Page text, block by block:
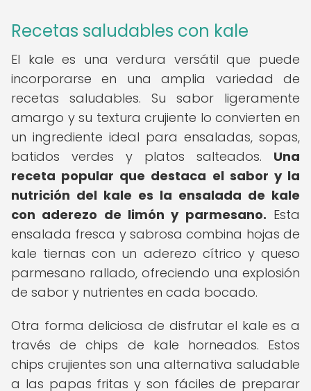
Recetas saludables con kale
El kale es una verdura versátil que puede
incorporarse en una amplia variedad de
recetas saludables. Su sabor ligeramente
amargo y su textura crujiente lo convierten en
un ingrediente ideal para ensaladas, sopas,
batidos verdes y platos salteados. Una
receta popular que destaca el sabor y la
nutrición del kale es la ensalada de kale
con aderezo de limón y parmesano. Esta
ensalada fresca y sabrosa combina hojas de
kale tiernas con un aderezo cítrico y queso
parmesano rallado, ofreciendo una explosión
de sabor y nutrientes en cada bocado.
Otra forma deliciosa de disfrutar el kale es a
través de chips de kale horneados. Estos
chips crujientes son una alternativa saludable
a las papas fritas y son fáciles de preparar